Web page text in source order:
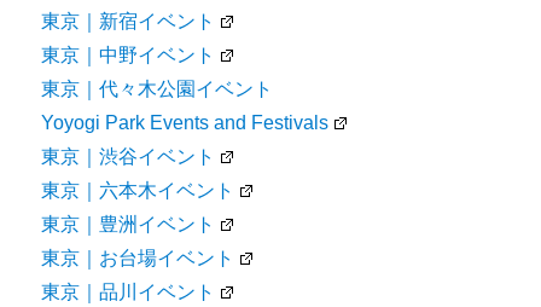
東京｜新宿イベント
東京｜中野イベント
東京｜代々木公園イベント
Yoyogi Park Events and Festivals
東京｜渋谷イベント
東京｜六本木イベント
東京｜豊洲イベント
東京｜お台場イベント
東京｜品川イベント